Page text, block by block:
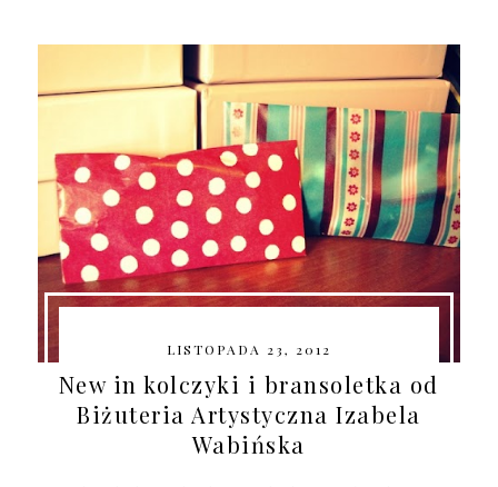
LISTOPADA 23, 2012
New in kolczyki i bransoletka od
Biżuteria Artystyczna Izabela
Wabińska